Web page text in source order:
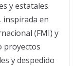
y estatales.
inspirada en
(FMI) y
proyectos
y despedido